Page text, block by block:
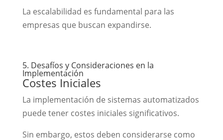
La escalabilidad es fundamental para las
empresas que buscan expandirse.
5. Desafíos y Consideraciones en la
Implementación
Costes Iniciales
La implementación de sistemas automatizados
puede tener costes iniciales significativos.
Sin embargo, estos deben considerarse como